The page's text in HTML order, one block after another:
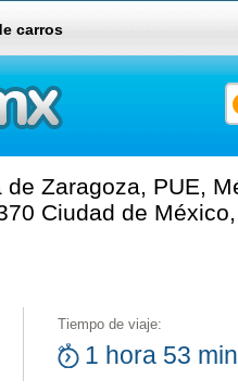
carros
Zaragoza, PUE,
Ciudad de
Tiempo de viaje:
1 hora 53